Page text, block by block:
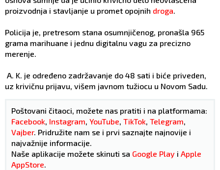
proizvodnja i stavljanje u promet opojnih droga.
Policija je, pretresom stana osumnjičenog, pronašla 965
grama marihuane i jednu digitalnu vagu za precizno
merenje.
A. K. je određeno zadržavanje do 48 sati i biće priveden,
uz krivičnu prijavu, višem javnom tužiocu u Novom Sadu.
Poštovani čitaoci, možete nas pratiti i na platformama:
Facebook, Instagram, YouTube, TikTok, Telegram,
Vajber. Pridružite nam se i prvi saznajte najnovije i
najvažnije informacije.
Naše aplikacije možete skinuti sa Google Play i Apple
AppStore.